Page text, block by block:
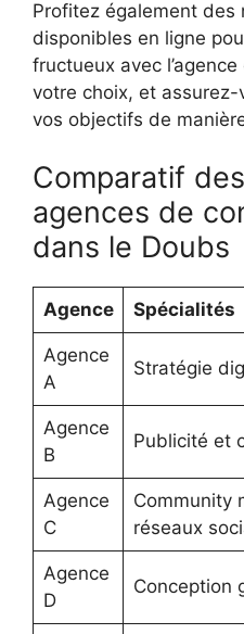
Profitez également des
disponibles en ligne
fructueux avec
votre choix, et assurez-
vos objectifs de
Comparatif
agences de
dans le Doubs
Agence Spécialités
Agence
A
Stratégie
Agence
B
Publicité et
Agence
C
Community
réseaux
Agence
D
Conception